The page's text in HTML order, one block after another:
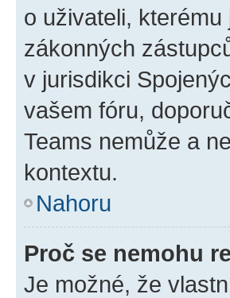
o uživateli,
zákonných
v jurisdikci
vašem fóru,
Teams nemůže a
kontextu.
Nahoru
Proč se nemohu
Je možné, že